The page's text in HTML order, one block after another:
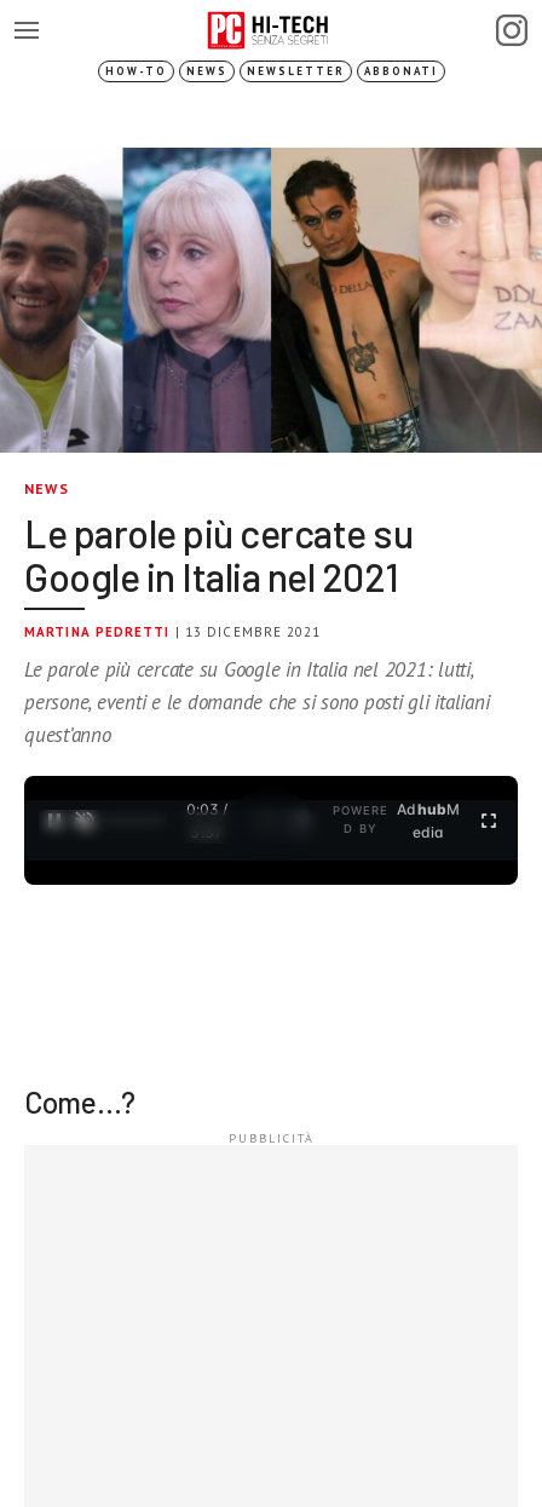
HOW-TO NEWS NEWSLETTER ABBONATI
NEWS
Le parole più cercate su
Google in Italia nel 2021
MARTINA PEDRETTI | 13 DICEMBRE 2021
Le parole più cercate su Google in Italia nel 2021: lutti,
persone, eventi e le domande che si sono posti gli italiani
quest’anno
0:04 /
3:37
POWERE
D BY
AdhubM
edia
Come…?